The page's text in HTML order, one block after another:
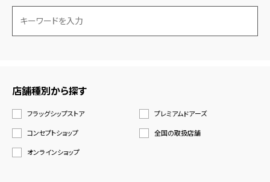
店舗種別から探す
フラッグシップストア
プレミアムドアーズ
コンセプトショップ
全国の取扱店舗
オンラインショップ